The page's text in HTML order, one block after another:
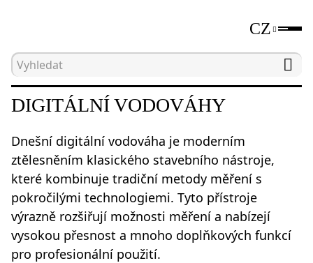
CZ
Hlavní strana Digitální vodováhy a
DIGITÁLNÍ VODOVÁHY
Dnešní digitální vodováha je moderním
ztělesněním klasického stavebního nástroje,
které kombinuje tradiční metody měření s
pokročilými technologiemi. Tyto přístroje
výrazně rozšiřují možnosti měření a nabízejí
vysokou přesnost a mnoho doplňkových funkcí
pro profesionální použití.